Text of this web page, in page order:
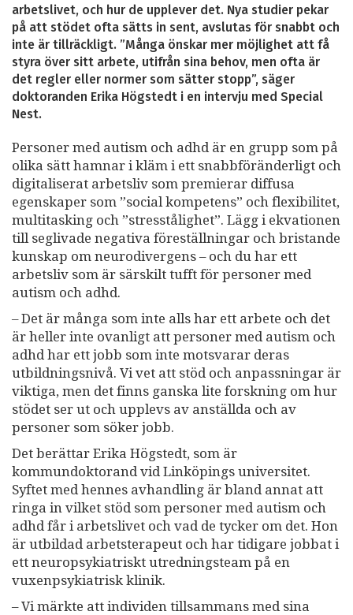
arbetslivet, och hur de upplever det. Nya studier pekar
på att stödet ofta sätts in sent, avslutas för snabbt och
inte är tillräckligt. ”Många önskar mer möjlighet att få
styra över sitt arbete, utifrån sina behov, men ofta är
det regler eller normer som sätter stopp”, säger
doktoranden Erika Högstedt i en intervju med Special
Nest.
Personer med autism och adhd är en grupp som på
olika sätt hamnar i kläm i ett snabbföränderligt och
digitaliserat arbetsliv som premierar diffusa
egenskaper som ”social kompetens” och flexibilitet,
multitasking och ”stresstålighet”. Lägg i ekvationen
till seglivade negativa föreställningar och bristande
kunskap om neurodivergens – och du har ett
arbetsliv som är särskilt tufft för personer med
autism och adhd.
– Det är många som inte alls har ett arbete och det
är heller inte ovanligt att personer med autism och
adhd har ett jobb som inte motsvarar deras
utbildningsnivå. Vi vet att stöd och anpassningar är
viktiga, men det finns ganska lite forskning om hur
stödet ser ut och upplevs av anställda och av
personer som söker jobb.
Det berättar Erika Högstedt, som är
kommundoktorand vid Linköpings universitet.
Syftet med hennes avhandling är bland annat att
ringa in vilket stöd som personer med autism och
adhd får i arbetslivet och vad de tycker om det. Hon
är utbildad arbetsterapeut och har tidigare jobbat i
ett neuropsykiatriskt utredningsteam på en
vuxenpsykiatrisk klinik.
– Vi märkte att individen tillsammans med sina